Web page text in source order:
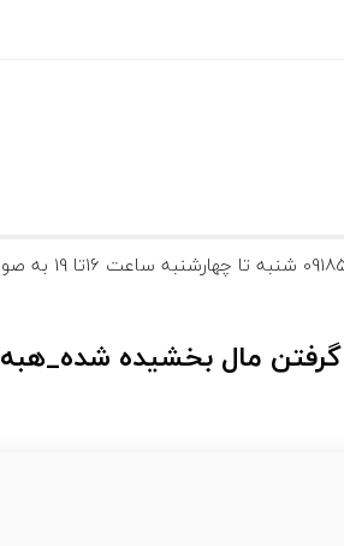
مال بخشیده شده_هبه